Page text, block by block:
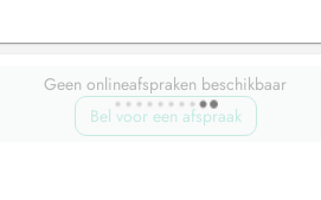
Geen onlineafspraken beschikbaar
Bel voor een afspraak